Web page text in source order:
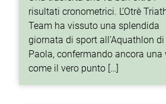
risultati cronometrici. L’Otrè
Team ha vissuto una splendida
giornata di sport all’Aquathlon di
Paola, confermando ancora una
come il vero punto […]